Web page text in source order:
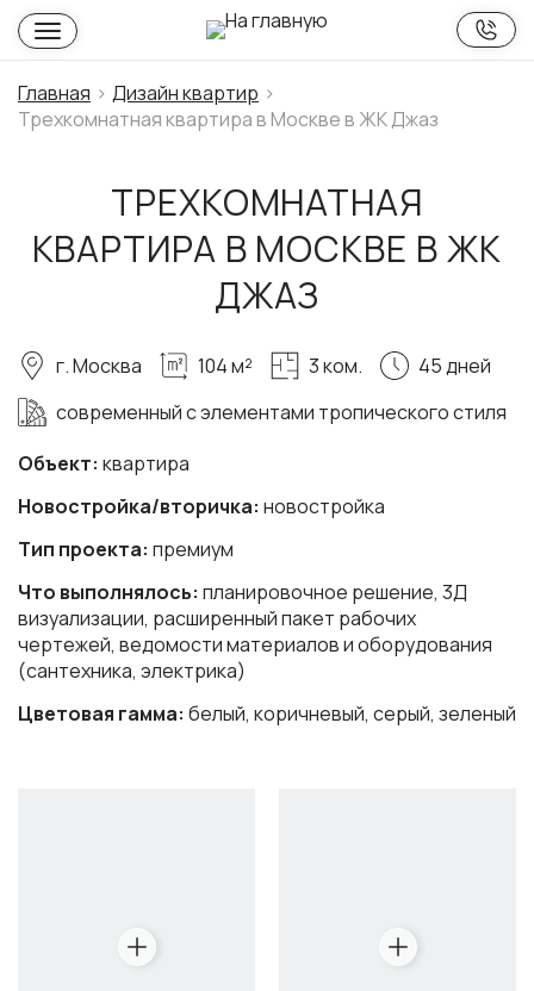
Главная
Дизайн квартир
Трехкомнатная квартира в Москве в ЖК Джаз
ТРЕХКОМНАТНАЯ
КВАРТИРА В МОСКВЕ В ЖК
ДЖАЗ
Объект: квартира
Новостройка/вторичка: новостройка
Тип проекта: премиум
Что выполнялось: планировочное решение, 3Д
визуализации, расширенный пакет рабочих
чертежей, ведомости материалов и оборудования
(сантехника, электрика)
Цветовая гамма: белый, коричневый, серый, зеленый
г. Москва 104 м² 3 ком.
45 дней
современный с элементами тропического стиля